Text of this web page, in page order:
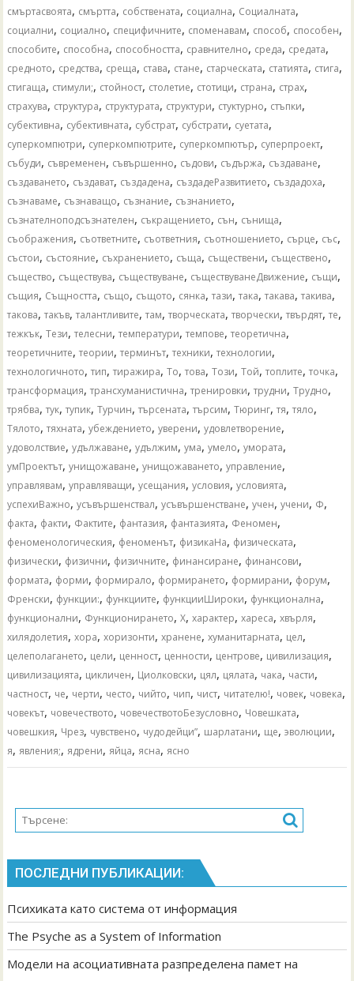
смъртасвоята, смъртта, собствената, социална, Социалната,
социални, социално, специфичните, споменавам, способ, способен,
способите, способна, способността, сравнително, среда, средата,
средното, средства, среща, става, стане, старческата, статията, стига,
стигаща, стимули;, стойност, столетие, стотици, страна, страх,
страхува, структура, структурата, структури, стуктурно, стъпки,
субективна, субективната, субстрат, субстрати, суетата,
суперкомпютри, суперкомпютрите, суперкомпютър, суперпроект,
събуди, съвременен, съвършенно, съдови, съдържа, създаване,
създаването, създават, създадена, създадеРазвитието, създадоха,
съзнаваме, съзнаващо, съзнание, съзнанието,
съзнателноподсъзнателен, съкращението, сън, сънища,
съображения, съответните, съответния, съотношението, сърце, със,
състои, състояние, съхранението, съща, съществени, съществено,
същество, съществува, съществуване, съществуванеДвижение, същи,
същия, Същността, също, същото, сянка,тази,така,такава,такива,
такова,такъв,талантливите,там,творческата,творчески,твърдят,те,
тежкък,Тези,телесни,температури,темпове,теоретична,
теоретичните,теории,терминът,техники,технологии,
технологичното,тип,тиражира,То,това,Този,Той,топлите,точка,
трансформация,трансхуманистична,тренировки,трудни,Трудно,
трябва,тук,тупик,Турчин,търсената,търсим,Тюринг,тя,тяло,
Тялото,тяхната,убеждението,уверени,удовлетворение,
удоволствие,удължаване,удължим,ума,умело,умората,
умПроектът,унищожаване,унищожаването,управление,
управлявам,управляващи,усещания,условия,условията,
успехиВажно,усъвършенствал,усъвършенстване,учен,учени, Ф,
факта, факти, Фактите, фантазия, фантазията, Феномен,
феноменологическия, феноменът, физикаНа, физическата,
физически, физични, физичните, финансиране, финансови,
формата, форми, формирало, формирането, формирани, форум,
Френски, функции:, функциите, функцииШироки, функционална,
функционални, Функционирането,Х,характер,хареса,хвърля,
хилядолетия,хора,хоризонти,хранене,хуманитарната, цел,
целеполагането, цели, ценност, ценности, центрове, цивилизация,
цивилизацията, цикличен, Циолковски, цял, цялата, чака, части,
частност, че, черти, често, чийто, чип, чист, читателю!, човек, човека,
човекът, човечеството, човечествотоБезусловно, Човешката,
човешкия, Чрез, чувствено, чудодейци”, шарлатани, ще,эволюции,
я, явления;, ядрени, яйца, ясна, ясно
ПОСЛЕДНИ ПУБЛИКАЦИИ:
Психиката като система от информация
The Psyche as a System of Information
Модели на асоциативната разпределена памет на